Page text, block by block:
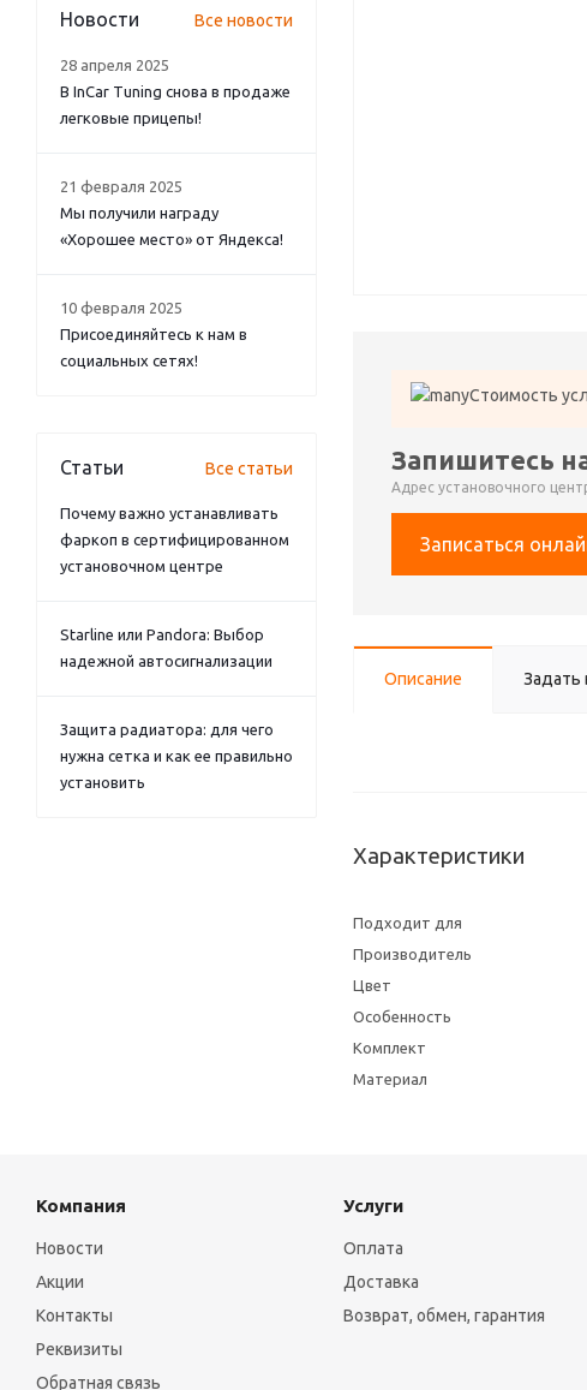
Стоимость
Запишитесь
Адрес установочного
Записаться
Описание Задать
Характеристики
Подходит для
Производитель
Цвет
Особенность
Комплект
Материал
Новости Все новости
28 апреля 2025
В InCar Tuning снова в продаже
легковые прицепы!
21 февраля 2025
Мы получили награду
«Хорошее место» от Яндекса!
10 февраля 2025
Присоединяйтесь к нам в
социальных сетях!
Статьи Все статьи
Почему важно устанавливать
фаркоп в сертифицированном
установочном центре
Starline или Pandora: Выбор
надежной автосигнализации
Защита радиатора: для чего
нужна сетка и как ее правильно
установить
Компания
Новости
Акции
Контакты
Реквизиты
Обратная связь
Услуги
Оплата
Доставка
Возврат, обмен, гарантия